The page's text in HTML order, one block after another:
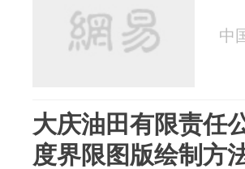
中
大庆油田有限责任
度界限图版绘制方